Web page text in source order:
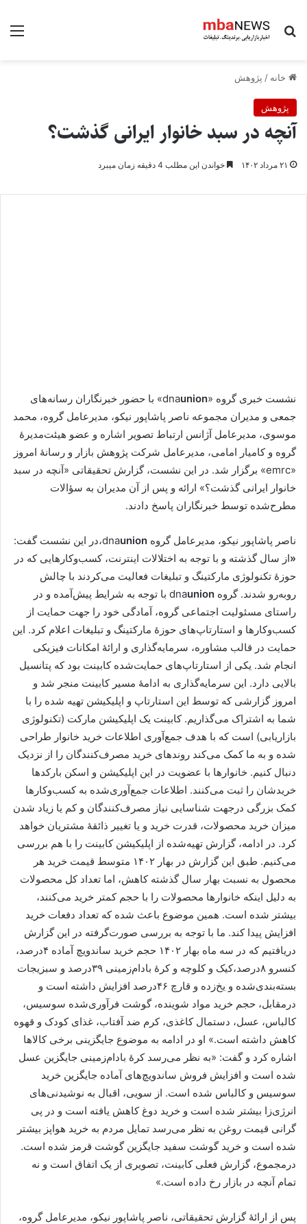
جستجو برای
خانه / پژوهش
پژوهش
آنچه در سبد خانوار ایرانی گذشت؟
۲۱ مرداد ۱۴۰۲ خواندن این مطلب 4 دقیقه زمان میبرد
نشست خبری گروه « dnaunion
» با حضور خبرنگاران رسانه‌های
جمعی و مدیران مجموعه ناصر پاشاپور نیکو، مدیرعامل گروه، محمد
موسوی، مدیرعامل آژانس ارتباط تصویر اشاره و عضو هیئت‌مدیرۀ
گروه و کامیار امامی، مدیرعامل شرکت پژوهش بازار و رسانۀ امروز
«
emrc» برگزار شد. در این نشست، گزارش تحقیقاتی «آنچه در سبد
خانوار ایرانی گذشت؟» ارائه و پس از آن مدیران به سؤالات
مطرح‌شده توسط خبرنگاران پاسخ دادند.
ناصر پاشاپور نیکو، مدیرعامل گروه dnaunion
،در این نشست گفت:
«از سال گذشته و با توجه به اختلالات اینترنت، کسب‌وکارهایی که در
حوزۀ تکنولوژی مارکتینگ و تبلیغات فعالیت می‌کردند با چالش
روبه‌رو شدند. گروه
dnaunion
با توجه به شرایط پیش‌آمده و در
راستای مسئولیت اجتماعی گروه، آمادگی خود را جهت حمایت از
کسب‌وکارها و استارتاپ‌های حوزۀ مارکتینگ و تبلیغات اعلام کرد. این
حمایت در قالب مشاوره، سرمایه‌گذاری و ارائۀ امکانات فیزیکی
انجام شد. یکی از استارتاپ‌های حمایت‌شده کابینت بود که پتانسیل
بالایی دارد. این سرمایه‌گذاری به ادامۀ مسیر کابینت منجر شد و
امروز گزارشی که توسط این استارتاپ و اپلیکیشن تهیه شده را با
شما به اشتراک می‌گذاریم. کابینت یک اپلیکیشن مارکت (تکنولوژی
بازاریابی) است که با هدف جمع‌آوری اطلاعات خرید خانوار طراحی
شده و به ما کمک می‌کند روندهای خرید مصرف‌کنندگان را از نزدیک
دنبال کنیم. خانوارها با عضویت در این اپلیکیشن و اسکن بارکدها
خریدشان را ثبت می‌کنند. اطلاعات جمع‌آوری‌شده به کسب‌وکارها
کمک بزرگی درجهت شناسایی نیاز مصرف‌کنندگان و کم یا زیاد شدن
میزان خرید محصولات، قدرت خرید و یا تغییر ذائقۀ مشتریان خواهد
کرد. در ادامه، گزارش تهیه‌شده از اپلیکیشن کابینت را با هم بررسی
می‌کنیم. طبق این گزارش در بهار ۱۴۰۲ متوسط قیمت خرید هر
محصول به نسبت بهار سال گذشته کاهش، اما تعداد کل محصولات
به دلیل اینکه خانوارها محصولات را با حجم کمتر خرید می‌کنند،
بیشتر شده است. همین موضوع باعث شده که تعداد دفعات خرید
افزایش پیدا کند. ما با توجه به بررسی صورت‌گرفته در این گزارش
دریافتیم که در سه ماه بهار ۱۴۰۲ حجم خرید ساندویچ آماده ۴درصد،
کنسرو ۸درصد،کیک و کلوچه و کرۀ بادام‌زمینی ۳۹درصد و سبزیجات
بسته‌بندی
شده و یخ‌زده و قارچ ۴۶درصد افزایش داشته است و
درمقابل، حجم خرید مواد شوینده، گوشت فرآوری‌شده سوسیس،
کالباس، عسل، دستمال کاغذی، کرم ضد آفتاب، غذای کودک و قهوه
کاهش داشته است.» او در ادامه به موضوع جایگزینی برخی کالاها
اشاره کرد و گفت: «به نظر می‌رسد کرۀ بادام‌زمینی جایگزین عسل
شده است و افزایش فروش ساندویچ‌های آماده جایگزین خرید
سوسیس و کالباس شده است. از سویی، اقبال به نوشیدنی‌های
انرژی‌زا بیشتر شده است و خرید دوغ کاهش یافته است و در پی
گرانی قیمت روغن به نظر می‌رسد تمایل مردم به خرید هواپز بیشتر
شده است و خرید گوشت سفید جایگزین گوشت قرمز شده است.
درمجموع، گزارش فعلی کابینت، تصویری از یک اتفاق است و نه
تمام آنچه در بازار رخ داده است.»
پس از ارائۀ گزارش تحقیقاتی، ناصر پاشاپور نیکو، مدیرعامل گروه،